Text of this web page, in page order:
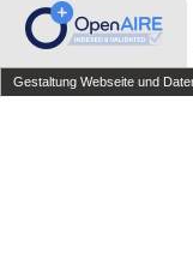
Gestaltung Webseite und